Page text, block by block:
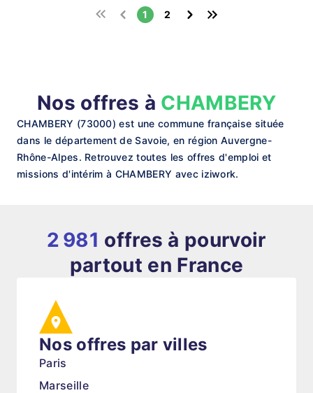
1 2
Nos offres à CHAMBERY
CHAMBERY (73000) est une commune française située
dans le département de Savoie, en région Auvergne-
Rhône-Alpes. Retrouvez toutes les offres d'emploi et
missions d'intérim à CHAMBERY avec iziwork.
2 981 offres à pourvoir
partout en France
Nos offres par villes
Paris
Marseille